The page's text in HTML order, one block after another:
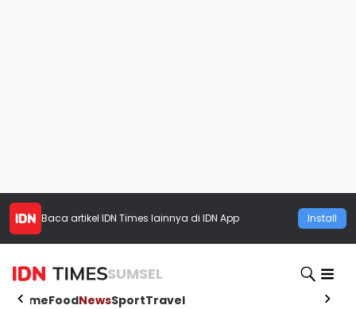
Baca artikel IDN Times lainnya di IDN App Install
SUMSEL
HomeFoodNewsSportTravel